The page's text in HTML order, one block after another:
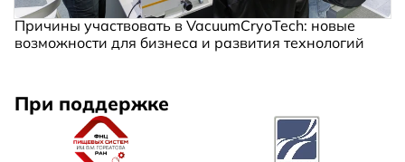
Причины участвовать в VacuumCryoTech: новые
возможности для бизнеса и развития технологий
При поддержке